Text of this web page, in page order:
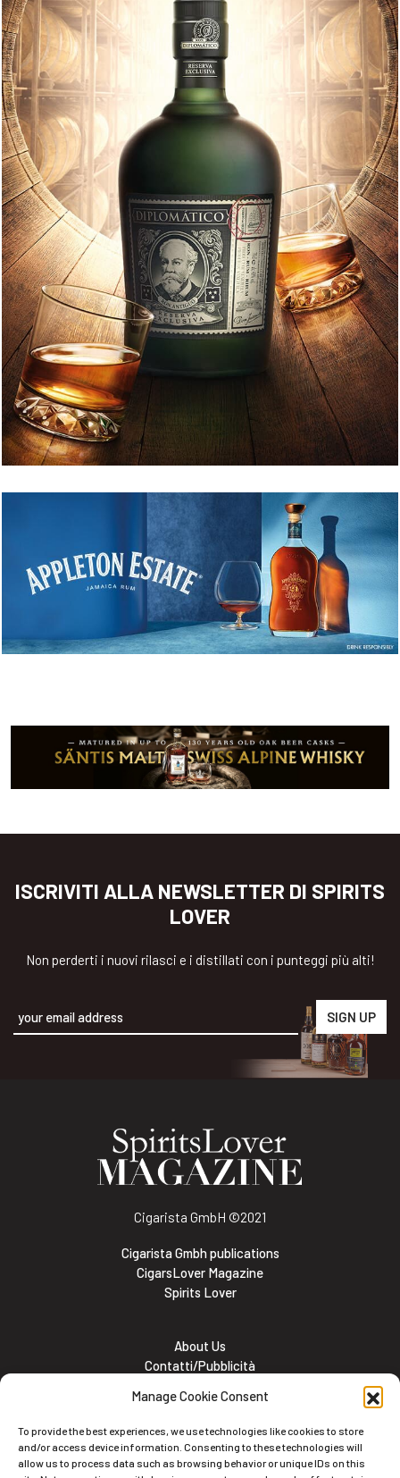
Manage Cookie Consent
To provide the best experiences, we use technologies like cookies to store
and/or access device information. Consenting to these technologies will
allow us to process data such as browsing behavior or unique IDs on this
ISCRIVITI ALLA NEWSLETTER DI SPIRITS
LOVER
Non perderti i nuovi rilasci e i distillati con i punteggi più alti!
Cigarista GmbH ©2021
Cigarista Gmbh publications
CigarsLover Magazine
Spirits Lover
About Us
Contatti/Pubblicità
Meet the team
Lavora con noi
Cookie and Privacy policy